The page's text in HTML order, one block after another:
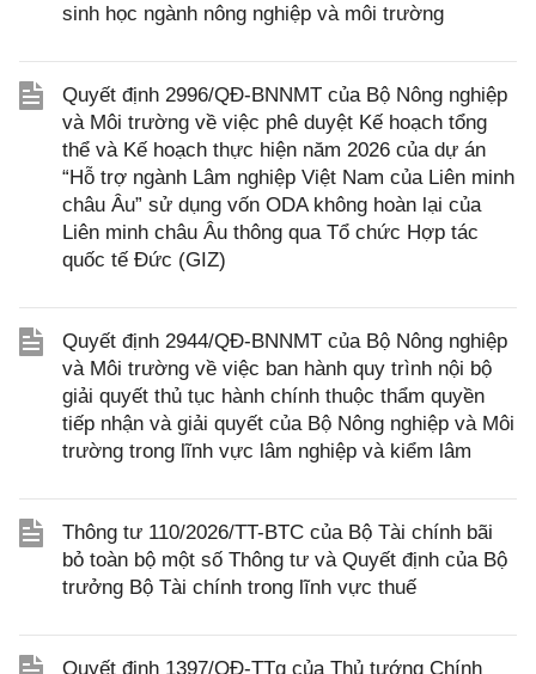
sinh học ngành nông nghiệp và môi trường
Quyết định 2996/QĐ-BNNMT của Bộ Nông nghiệp
và Môi trường về việc phê duyệt Kế hoạch tổng
thể và Kế hoạch thực hiện năm 2026 của dự án
“Hỗ trợ ngành Lâm nghiệp Việt Nam của Liên minh
châu Âu” sử dụng vốn ODA không hoàn lại của
Liên minh châu Âu thông qua Tổ chức Hợp tác
quốc tế Đức (GIZ)
Quyết định 2944/QĐ-BNNMT của Bộ Nông nghiệp
và Môi trường về việc ban hành quy trình nội bộ
giải quyết thủ tục hành chính thuộc thẩm quyền
tiếp nhận và giải quyết của Bộ Nông nghiệp và Môi
trường trong lĩnh vực lâm nghiệp và kiểm lâm
Thông tư 110/2026/TT-BTC của Bộ Tài chính bãi
bỏ toàn bộ một số Thông tư và Quyết định của Bộ
trưởng Bộ Tài chính trong lĩnh vực thuế
Quyết định 1397/QĐ-TTg của Thủ tướng Chính